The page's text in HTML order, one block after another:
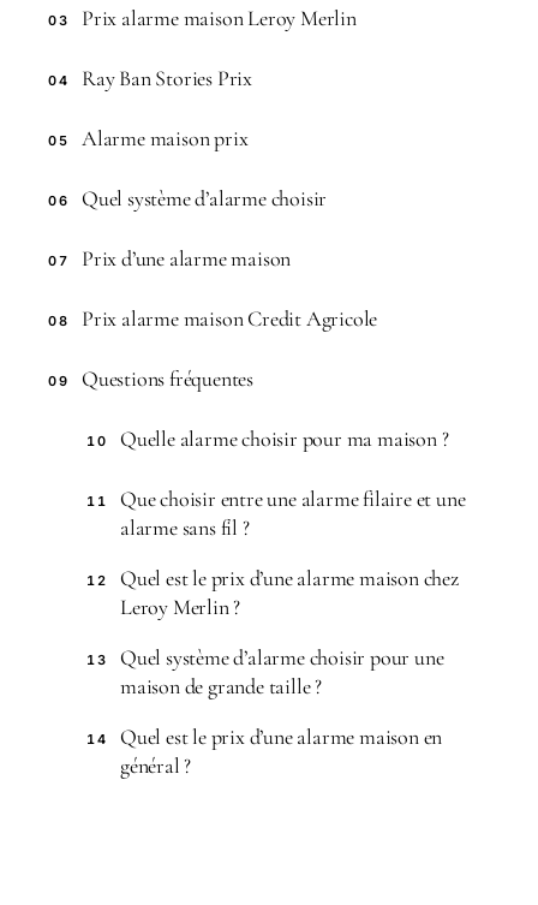
03 Prix alarme maison Leroy Merlin
04 Ray Ban Stories Prix
05 Alarme maison prix
06 Quel système d’alarme choisir
07 Prix d’une alarme maison
08 Prix alarme maison Credit Agricole
09 Questions fréquentes
10 Quelle alarme choisir pour ma maison ?
11
Que choisir entre une alarme filaire et une
alarme sans fil ?
12
Quel est le prix d’une alarme maison chez
Leroy Merlin ?
13
Quel système d’alarme choisir pour une
maison de grande taille ?
14
Quel est le prix d’une alarme maison en
général ?